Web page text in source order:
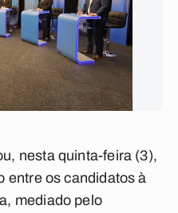
nesta quinta-feira (3),
entre os candidatos à
mediado pelo